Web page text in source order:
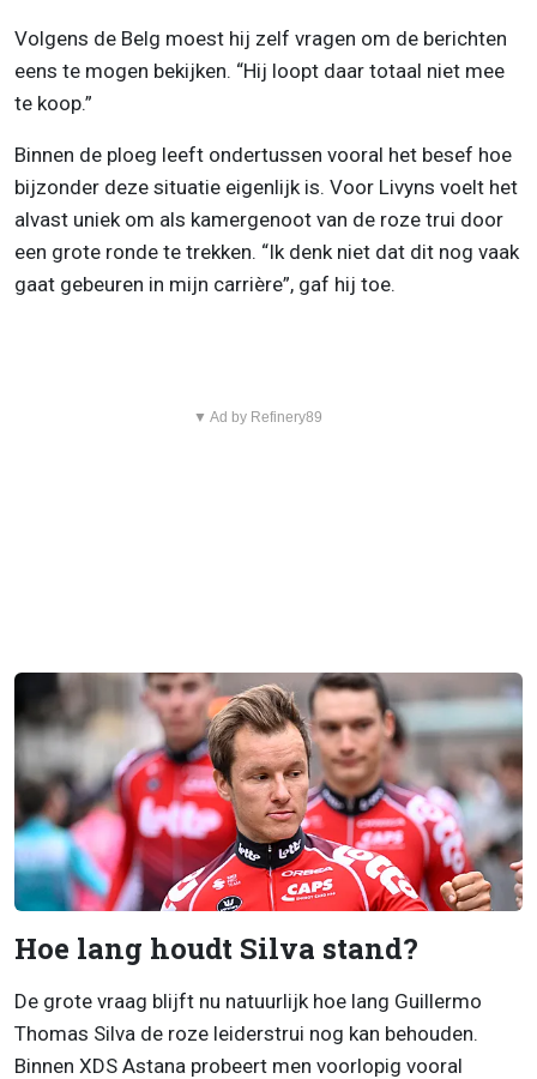
Volgens de Belg moest hij zelf vragen om de berichten
eens te mogen bekijken. “Hij loopt daar totaal niet mee
te koop.”
Binnen de ploeg leeft ondertussen vooral het besef hoe
bijzonder deze situatie eigenlijk is. Voor Livyns voelt het
alvast uniek om als kamergenoot van de roze trui door
een grote ronde te trekken. “Ik denk niet dat dit nog vaak
gaat gebeuren in mijn carrière”, gaf hij toe.
▼ Ad by Refinery89
Hoe lang houdt Silva stand?
De grote vraag blijft nu natuurlijk hoe lang Guillermo
Thomas Silva de roze leiderstrui nog kan behouden.
Binnen XDS Astana probeert men voorlopig vooral